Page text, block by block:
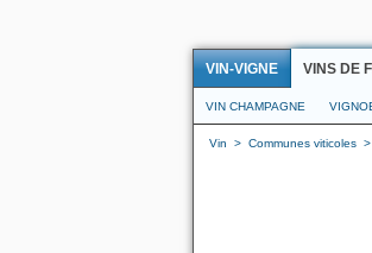
VIN-VIGNE VINS DE
VIN CHAMPAGNE
Vin > Communes viticoles >